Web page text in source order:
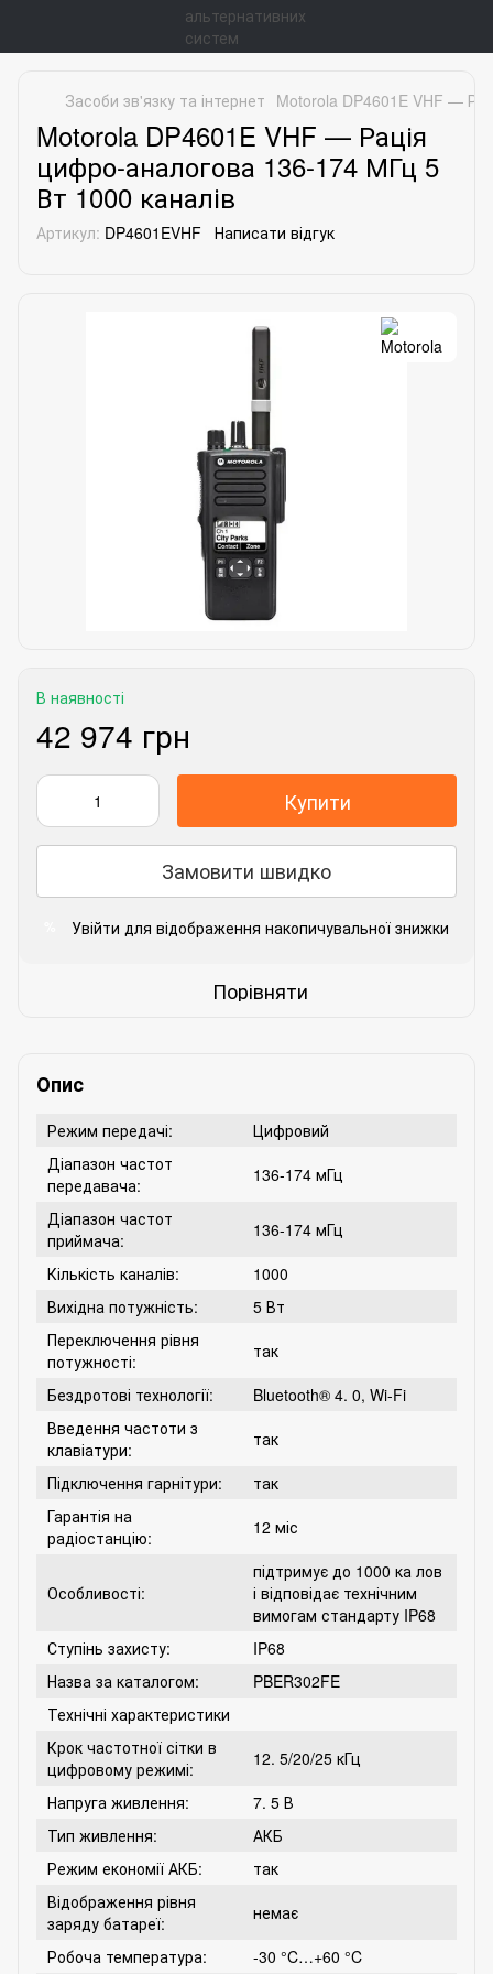
Засоби зв'язку та інтернет Motorola DP4601E VHF —
Motorola DP4601E VHF — Рація
цифро-аналогова 136-174 МГц 5
Вт 1000 каналів
Артикул: DP4601EVHF Написати відгук
В наявності
42 974 грн
Купити
Замовити швидко
Увійти для відображення накопичувальної знижки
Порівняти
Опис
Режим передачі:
Цифровий
Діапазон частот
передавача:
136-174 мГц
Діапазон частот
приймача:
136-174 мГц
Кількість каналів:
1000
Вихідна потужність:
5 Вт
Переключення рівня
потужності:
так
Бездротові технології:
Bluetooth® 4. 0, Wi-Fi
Введення частоти з
клавіатури:
так
Підключення гарнітури:
так
Гарантія на
радіостанцію:
12 міс
Особливості:
підтримує до 1000 ка лов
і відповідає технічним
вимогам стандарту IP68
Ступінь захисту:
IP68
Назва за каталогом:
PBER302FE
Технічні характеристики
Крок частотної сітки в
цифровому режимі:
12. 5/20/25 кГц
Напруга живлення:
7. 5 В
Тип живлення:
АКБ
Режим економії АКБ:
так
Відображення рівня
заряду батареї:
немає
Робоча температура:
-30 °C…+60 °C